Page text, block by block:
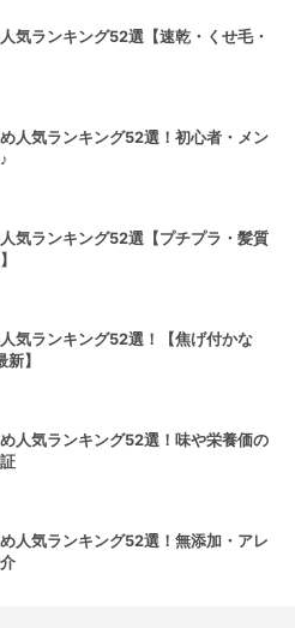
気ランキング52選【速乾・くせ毛・
人気ランキング52選！初心者・メン
気ランキング52選【プチプラ・髪質
気ランキング52選！【焦げ付かな
】
人気ランキング52選！味や栄養価の
人気ランキング52選！無添加・アレ